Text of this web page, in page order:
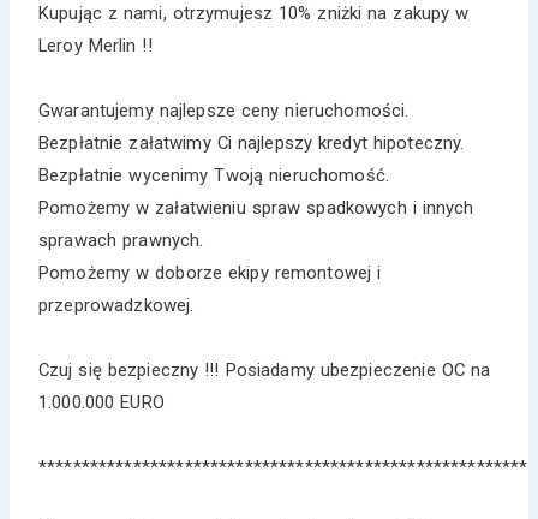
Kupując z nami, otrzymujesz 10% zniżki na zakupy w
Leroy Merlin !!
Gwarantujemy najlepsze ceny nieruchomości.
Bezpłatnie załatwimy Ci najlepszy kredyt hipoteczny.
Bezpłatnie wycenimy Twoją nieruchomość.
Pomożemy w załatwieniu spraw spadkowych i innych
sprawach prawnych.
Pomożemy w doborze ekipy remontowej i
przeprowadzkowej.
Czuj się bezpieczny !!! Posiadamy ubezpieczenie OC na
1.000.000 EURO
*********************************************************